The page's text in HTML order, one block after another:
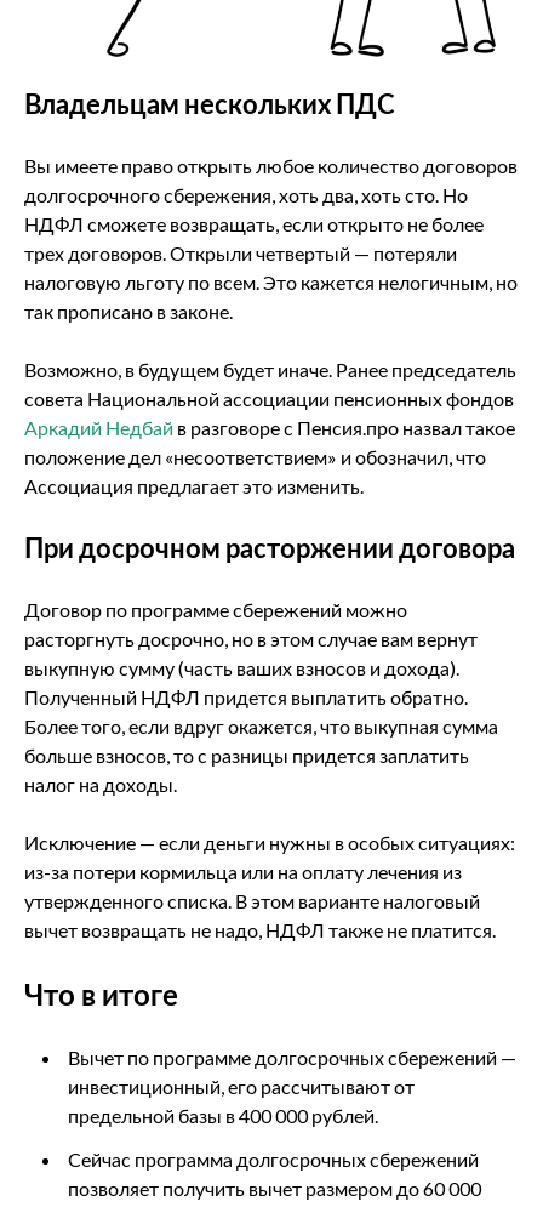
Владельцам нескольких ПДС
Вы имеете право открыть любое количество договоров
долгосрочного сбережения, хоть два, хоть сто. Но
НДФЛ сможете возвращать, если открыто не более
трех договоров. Открыли четвертый — потеряли
налоговую льготу по всем. Это кажется нелогичным, но
так прописано в законе.
Возможно, в будущем будет иначе. Ранее председатель
совета Национальной ассоциации пенсионных фондов
Аркадий Недбай в разговоре с Пенсия.про назвал такое
положение дел «несоответствием» и обозначил, что
Ассоциация предлагает это изменить.
При досрочном расторжении договора
Договор по программе сбережений можно
расторгнуть досрочно, но в этом случае вам вернут
выкупную сумму (часть ваших взносов и дохода).
Полученный НДФЛ придется выплатить обратно.
Более того, если вдруг окажется, что выкупная сумма
больше взносов, то с разницы придется заплатить
налог на доходы.
Исключение — если деньги нужны в особых ситуациях:
из-за потери кормильца или на оплату лечения из
утвержденного списка. В этом варианте налоговый
вычет возвращать не надо, НДФЛ также не платится.
Что в итоге
Вычет по программе долгосрочных сбережений —
инвестиционный, его рассчитывают от
предельной базы в 400 000 рублей.
Сейчас программа долгосрочных сбережений
позволяет получить вычет размером до 60 000